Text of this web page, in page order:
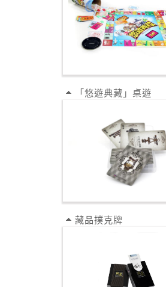
「悠遊典藏」桌遊
藏品撲克牌